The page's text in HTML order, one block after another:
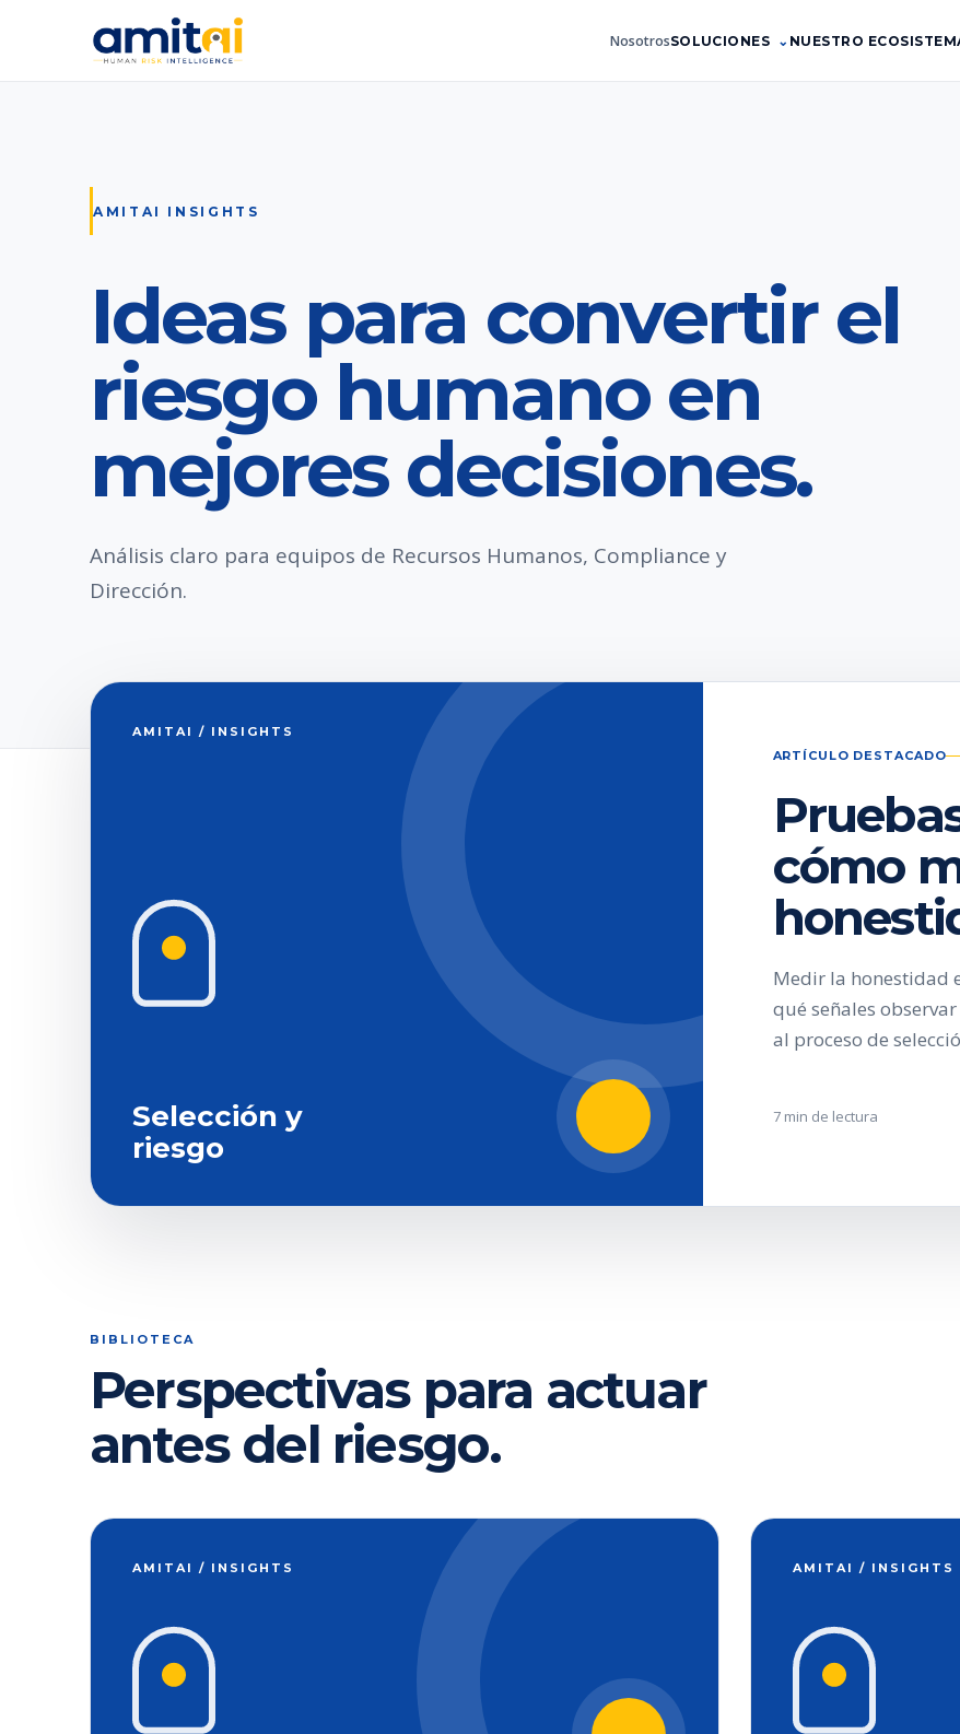
NosotrosSOLUCIONES NUESTRO
AMITAI INSIGHTS
Ideas para convertir el
riesgo humano en
mejores decisiones.
Análisis claro para equipos de Recursos Humanos, Compliance y
Dirección.
AMITAI / INSIGHTS
Selección y
riesgo
ARTÍCULO DESTACADO
cómo
Medir la honestidad
qué señales
al proceso de
7 min de lectura
BIBLIOTECA
Perspectivas para actuar
antes del riesgo.
AMITAI / INSIGHTS AMITAI / INSIGHTS